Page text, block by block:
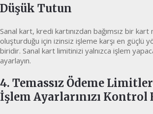
Düşük Tutun
Sanal kart, kredi kartınızdan bağımsız bir kart
oluşturduğu için izinsiz işleme karşı en güçlü
biridir. Sanal kart limitinizi yalnızca işlem
ayarlayın.
4. Temassız Ödeme
İşlem Ayarlarınızı Kontrol